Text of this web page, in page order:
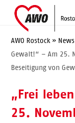
content
Open
mobile
menu
Close
mobile
menu
AWO Rostock » News
Gewalt!“ – Am 25.
Beseitigung von
„Frei
25.